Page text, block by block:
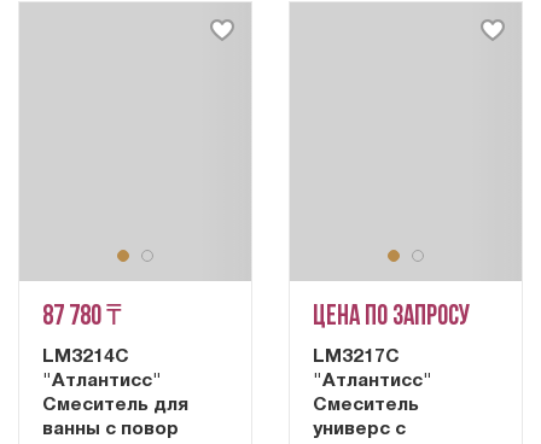
87 780 ₸
LM3214C
"Атлантисс"
Смеситель для
ванны с повор
Цена по запросу
LM3217C
"Атлантисс"
Смеситель
универс с